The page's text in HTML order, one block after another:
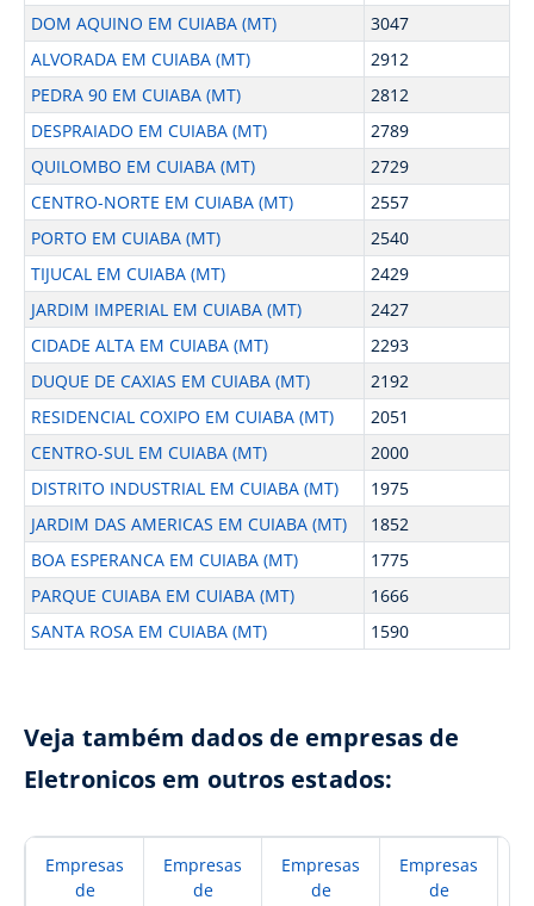
DOM AQUINO EM CUIABA (MT)
3047
ALVORADA EM CUIABA (MT)
2912
PEDRA 90 EM CUIABA (MT)
2812
DESPRAIADO EM CUIABA (MT)
2789
QUILOMBO EM CUIABA (MT)
2729
CENTRO-NORTE EM CUIABA (MT)
2557
PORTO EM CUIABA (MT)
2540
TIJUCAL EM CUIABA (MT)
2429
JARDIM IMPERIAL EM CUIABA (MT)
2427
CIDADE ALTA EM CUIABA (MT)
2293
DUQUE DE CAXIAS EM CUIABA (MT)
2192
RESIDENCIAL COXIPO EM CUIABA (MT)
2051
CENTRO-SUL EM CUIABA (MT)
2000
DISTRITO INDUSTRIAL EM CUIABA (MT)
1975
JARDIM DAS AMERICAS EM CUIABA (MT)
1852
BOA ESPERANCA EM CUIABA (MT)
1775
PARQUE CUIABA EM CUIABA (MT)
1666
SANTA ROSA EM CUIABA (MT)
1590
Veja também dados de empresas de
Eletronicos em outros estados:
Empresas
de
Empresas
de
Empresas
de
Empresas
de